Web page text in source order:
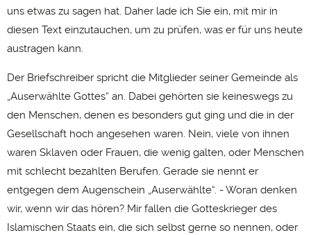
uns etwas zu sagen hat. Daher lade ich Sie ein, mit mir in
diesen Text einzutauchen, um zu prüfen, was er für uns heute
austragen kann.
Der Briefschreiber spricht die Mitglieder seiner Gemeinde als
„Auserwählte Gottes“ an. Dabei gehörten sie keineswegs zu
den Menschen, denen es besonders gut ging und die in der
Gesellschaft hoch angesehen waren. Nein, viele von ihnen
waren Sklaven oder Frauen, die wenig galten, oder Menschen
mit schlecht bezahlten Berufen. Gerade sie nennt er
entgegen dem Augenschein „Auserwählte“. - Woran denken
wir, wenn wir das hören? Mir fallen die Gotteskrieger des
Islamischen Staats ein, die sich selbst gerne so nennen, oder